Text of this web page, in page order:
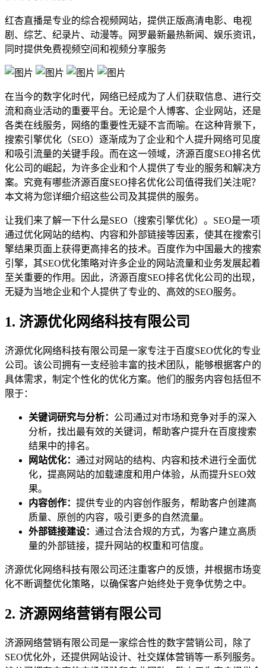
红杏直播是专业的综合视频网站，提供正版高清电影、电视
剧、综艺、纪录片、动漫等。网罗最新最热新闻、娱乐资讯，
同时提供免费视频空间和视频分享服务
在当今的数字化时代，网络已经成为了人们获取信息、进行交
流和商业活动的重要平台。无论是个人博客、企业网站，还是
各类在线服务，网络的重要性无疑不言而喻。在这种背景下，
搜索引擎优化（SEO）逐渐成为了企业和个人提升网络可见度
和吸引流量的关键手段。而在这一领域，济源百度SEO排名优
化公司的崛起，为许多企业和个人提供了专业的服务和解决方
案。究竟有哪些济源百度SEO排名优化公司值得我们关注呢？
本文将为您详细介绍这些公司及其提供的服务。
让我们来了解一下什么是SEO（搜索引擎优化）。SEO是一项
通过优化网站的结构、内容和外部链接等因素，使其在搜索引
擎结果页面上获得更高排名的技术。百度作为中国最大的搜索
引擎，其SEO优化策略对许多企业的网站流量和业务发展起着
至关重要的作用。因此，济源百度SEO排名优化公司的出现，
无疑为当地企业和个人提供了专业的、高效的SEO服务。
1. 济源优化网络科技有限公司
济源优化网络科技有限公司是一家专注于百度SEO优化的专业
公司。该公司拥有一支经验丰富的技术团队，能够根据客户的
具体需求，制定个性化的优化方案。他们的服务内容包括但不
限于：
关键词研究与分析： 公司通过对市场和竞争对手的深入
分析，找出最有效的关键词，帮助客户提升在百度搜索
结果中的排名。
网站优化： 通过对网站的结构、内容和技术进行全面优
化，提高网站的加载速度和用户体验，从而提升SEO效
果。
内容创作： 提供专业的内容创作服务，帮助客户创建高
质量、原创的内容，吸引更多的自然流量。
外部链接建设： 通过合法合规的方式，为客户建立高质
量的外部链接，提升网站的权重和可信度。
济源优化网络科技有限公司还注重客户的反馈，并根据市场变
化不断调整优化策略，以确保客户始终处于竞争优势之中。
2. 济源网络营销有限公司
济源网络营销有限公司是一家综合性的数字营销公司，除了
SEO优化外，还提供网站设计、社交媒体营销等一系列服务。